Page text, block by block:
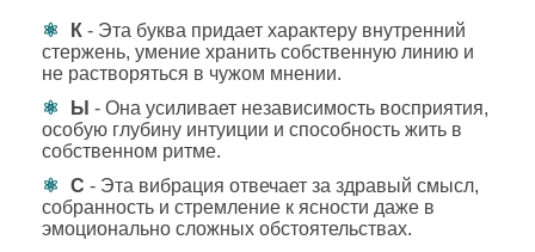
К - Эта буква придает характеру внутренний
стержень, умение хранить собственную линию и
не растворяться в чужом мнении.
Ы - Она усиливает независимость восприятия,
особую глубину интуиции и способность жить в
собственном ритме.
С - Эта вибрация отвечает за здравый смысл,
собранность и стремление к ясности даже в
эмоционально сложных обстоятельствах.